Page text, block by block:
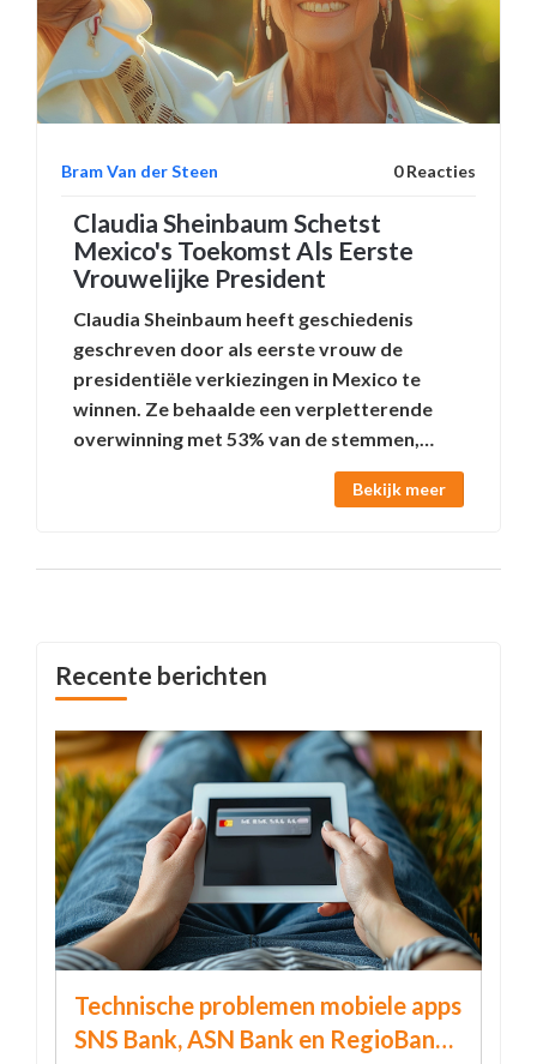
Bram Van der Steen 0 Reacties
Claudia Sheinbaum Schetst
Mexico's Toekomst Als Eerste
Vrouwelijke President
Claudia Sheinbaum heeft geschiedenis
geschreven door als eerste vrouw de
presidentiële verkiezingen in Mexico te
winnen. Ze behaalde een verpletterende
overwinning met 53% van de stemmen,
tegenover 28% voor haar naaste rivaal.
Sheinbaum, voormalig burgemeester van
Bekijk meer
Recente berichten
Technische problemen mobiele apps
SNS Bank, ASN Bank en RegioBank